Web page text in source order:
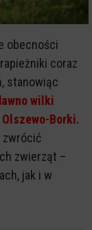
obecności
coraz
stanowiąc
wilki
Borki.
zwrócić
zwierząt –
jak i w